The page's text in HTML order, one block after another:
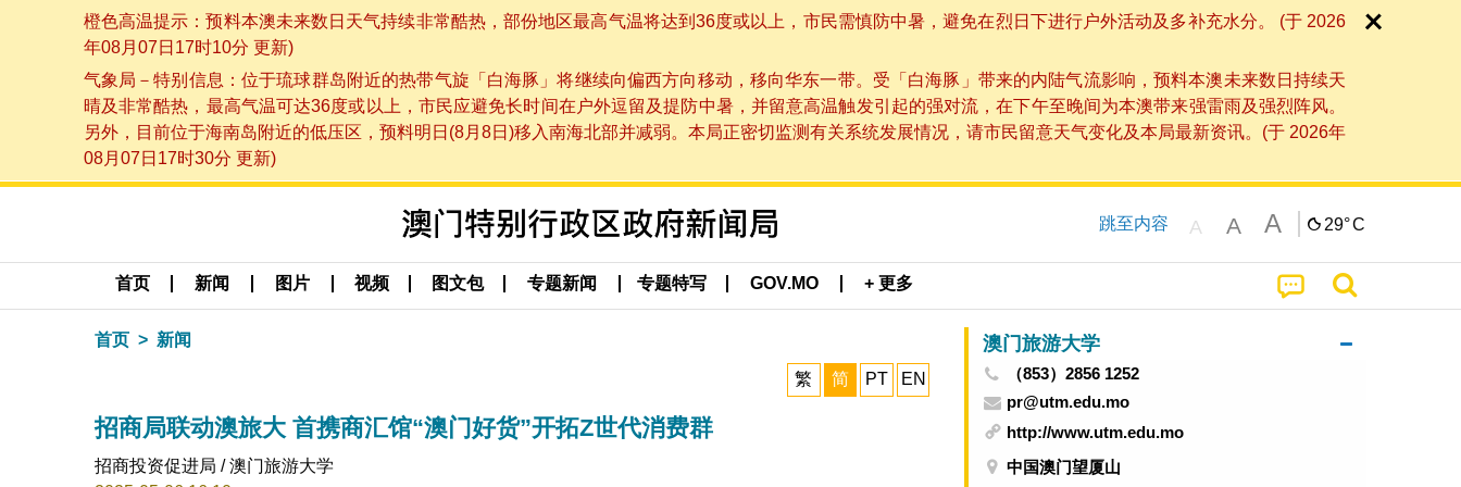
橙色高温提示：预料本澳未来数日天气持续非常酷热，部份地区最高气温将达到36度或以上，市民需慎防中暑，避免在烈日下进行户外活动及多补充水分。 (于 2026
年08月07日17时10分 更新)
气象局－特别信息：位于琉球群岛附近的热带气旋「白海豚」将继续向偏西方向移动，移向华东一带。受「白海豚」带来的内陆气流影响，预料本澳未来数日持续天
晴及非常酷热，最高气温可达36度或以上，市民应避免长时间在户外逗留及提防中暑，并留意高温触发引起的强对流，在下午至晚间为本澳带来强雷雨及强烈阵风。
另外，目前位于海南岛附近的低压区，预料明日(8月8日)移入南海北部并减弱。本局正密切监测有关系统发展情况，请市民留意天气变化及本局最新资讯。(于 2026年
08月07日17时30分 更新)
跳至内容 A A A 29°C
首页 新闻 图片 视频 图文包 专题新闻 专题特写 GOV.MO + 更多
首页 新闻
繁 简 PT EN
招商局联动澳旅大 首携商汇馆“澳门好货”开拓Z世代消费群
招商投资促进局 / 澳门旅游大学
澳门旅游大学
（853）2856 1252
pr@utm.edu.mo
http://www.utm.edu.mo
中国澳门望厦山